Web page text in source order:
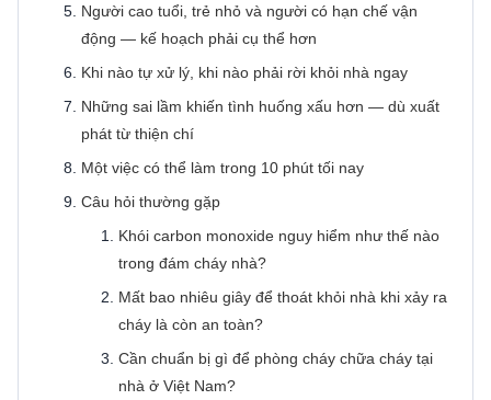
Người cao tuổi, trẻ nhỏ và người có hạn chế vận
động — kế hoạch phải cụ thể hơn
Khi nào tự xử lý, khi nào phải rời khỏi nhà ngay
Những sai lầm khiến tình huống xấu hơn — dù xuất
phát từ thiện chí
Một việc có thể làm trong 10 phút tối nay
Câu hỏi thường gặp
Khói carbon monoxide nguy hiểm như thế nào
trong đám cháy nhà?
Mất bao nhiêu giây để thoát khỏi nhà khi xảy ra
cháy là còn an toàn?
Cần chuẩn bị gì để phòng cháy chữa cháy tại
nhà ở Việt Nam?